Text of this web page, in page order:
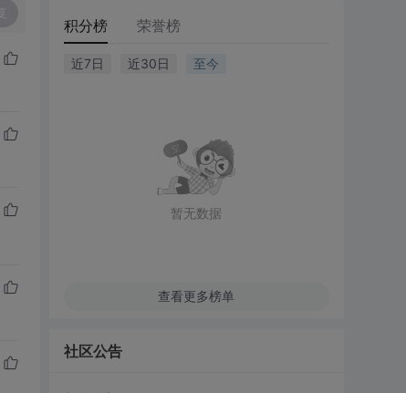
积分榜 荣誉榜
近7日 近30日 至今
暂无数据
查看更多榜单
社区公告